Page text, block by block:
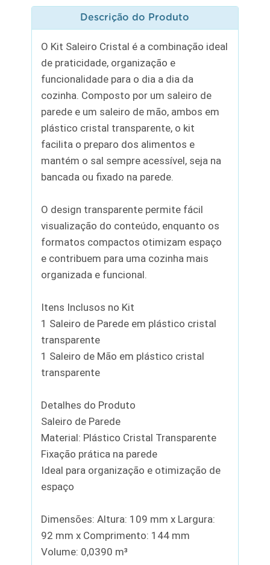
Descrição do Produto
O Kit Saleiro Cristal é a combinação ideal
de praticidade, organização e
funcionalidade para o dia a dia da
cozinha. Composto por um saleiro de
parede e um saleiro de mão, ambos em
plástico cristal transparente, o kit
facilita o preparo dos alimentos e
mantém o sal sempre acessível, seja na
bancada ou fixado na parede.
O design transparente permite fácil
visualização do conteúdo, enquanto os
formatos compactos otimizam espaço
e contribuem para uma cozinha mais
organizada e funcional.
Itens Inclusos no Kit
1 Saleiro de Parede em plástico cristal
transparente
1 Saleiro de Mão em plástico cristal
transparente
Detalhes do Produto
Saleiro de Parede
Material: Plástico Cristal Transparente
Fixação prática na parede
Ideal para organização e otimização de
espaço
Dimensões: Altura: 109 mm x Largura:
92 mm x Comprimento: 144 mm
Volume: 0,0390 m³